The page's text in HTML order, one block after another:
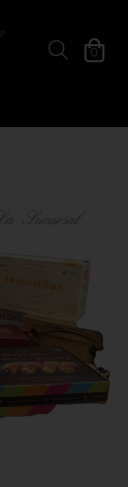
Filtros » 0